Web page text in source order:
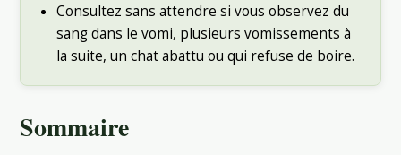
Consultez sans attendre si vous observez du
sang dans le vomi, plusieurs vomissements à
la suite, un chat abattu ou qui refuse de boire.
Sommaire